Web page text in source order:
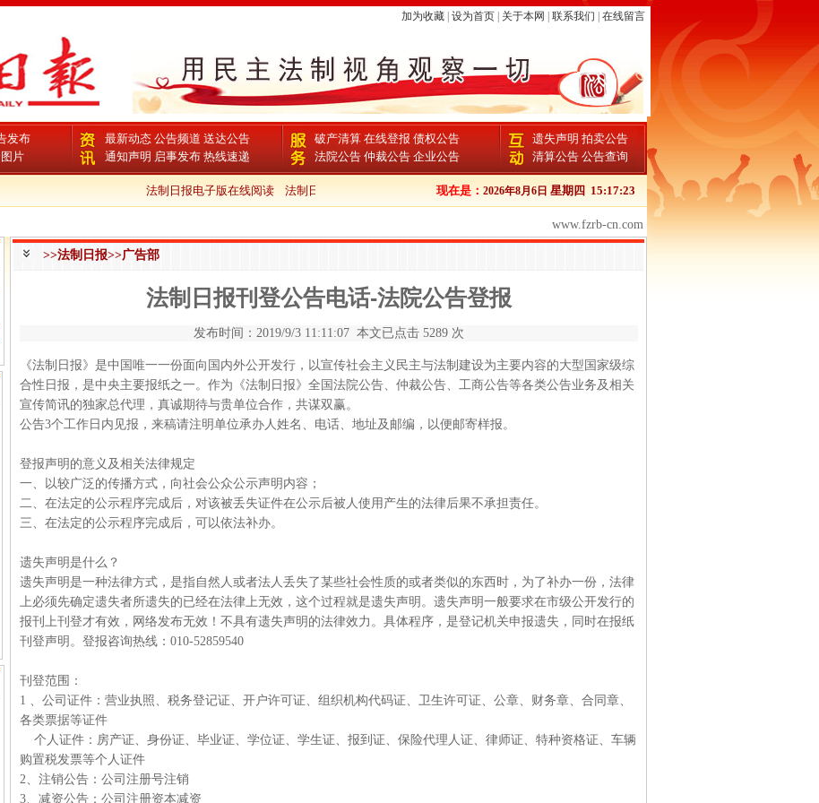
加为收藏| 设为首页| 关于本网 联系我们 在线留言
发布
片
最新动态 公告频道 送达公告
通知声明 启事发布 热线速递
破产清算 在线登报 债权公告
法院公告 仲裁公告 企业公告
遗失声明 拍卖公告
清算公告 公告查询
法制日报电子版在线阅读 法制日报版面、栏目 法制日报电子版
现在是： 2026年8月6日 星期四 15:17:23
www.fzrb-cn.com
>>法制日报>>广告部
法制日报刊登公告电话-法院公告登报
发布时间：2019/9/3 11:11:07 本文已点击 5289 次
《法制日报》是中国唯一一份面向国内外公开发行，以宣传社会主义民主与法制建设为主要内容的大型国家级综
合性日报，是中央主要报纸之一。作为《法制日报》全国法院公告、仲裁公告、工商公告等各类公告业务及相关
宣传简讯的独家总代理，真诚期待与贵单位合作，共谋双赢。
公告3个工作日内见报，来稿请注明单位承办人姓名、电话、地址及邮编，以便邮寄样报。
登报声明的意义及相关法律规定
一、以较广泛的传播方式，向社会公众公示声明内容；
二、在法定的公示程序完成后，对该被丢失证件在公示后被人使用产生的法律后果不承担责任。
三、在法定的公示程序完成后，可以依法补办。
遗失声明是什么？
遗失声明是一种法律方式，是指自然人或者法人丢失了某些社会性质的或者类似的东西时，为了补办一份，法律
上必须先确定遗失者所遗失的已经在法律上无效，这个过程就是遗失声明。遗失声明一般要求在市级公开发行的
报刊上刊登才有效，网络发布无效！不具有遗失声明的法律效力。具体程序，是登记机关申报遗失，同时在报纸
刊登声明。登报咨询热线：010-52859540
刊登范围：
1 、公司证件：营业执照、税务登记证、开户许可证、组织机构代码证、卫生许可证、公章、财务章、合同章、
各类票据等证件
个人证件：房产证、身份证、毕业证、学位证、学生证、报到证、保险代理人证、律师证、特种资格证、车辆
购置税发票等个人证件
2、注销公告：公司注册号注销
3、减资公告：公司注册资本减资